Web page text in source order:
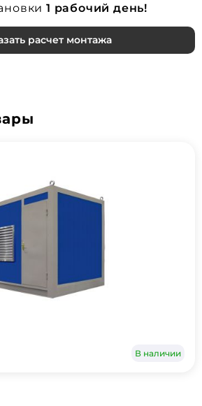
1 рабочий день!
расчет монтажа
В наличии